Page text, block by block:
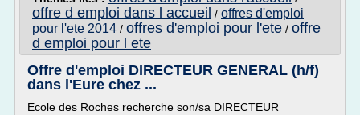
offre d emploi dans l accueil / offres d'emploi
pour l'ete 2014 / offres d'emploi pour l'ete / offre
d emploi pour l ete
Offre d'emploi DIRECTEUR GENERAL (h/f)
dans l'Eure chez ...
Ecole des Roches recherche son/sa DIRECTEUR